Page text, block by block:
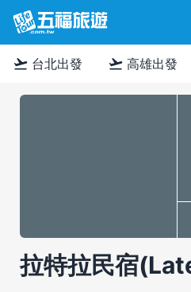
flight_takeoff 台北出發 flight_takeoff 高雄出發
拉特拉民宿